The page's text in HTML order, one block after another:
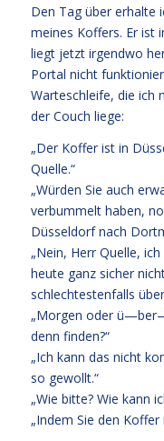
Den Tag über erhalte
meines Koffers. Er ist
liegt jetzt irgendwo
Portal nicht
Warteschleife, die ich
der Couch liege:
„Der Koffer ist in
Quelle.“
„Würden Sie auch
verbummelt haben,
Düsseldorf nach
„Nein, Herr Quelle,
heute ganz sicher
schlechtestenfalls
„Morgen oder
denn finden?“
„Ich kann das nicht
so gewollt.“
„Wie bitte? Wie kann
„Indem Sie den